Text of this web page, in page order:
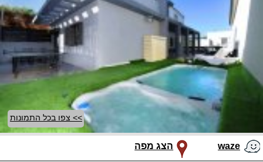
>> צפו בכל התמונות
waze הצג מפה